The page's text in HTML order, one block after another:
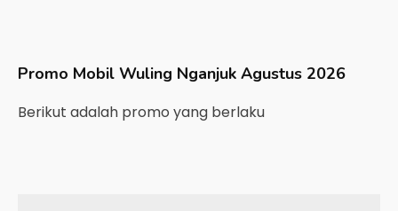
Promo Mobil Wuling Nganjuk Agustus 2026
Berikut adalah promo yang berlaku